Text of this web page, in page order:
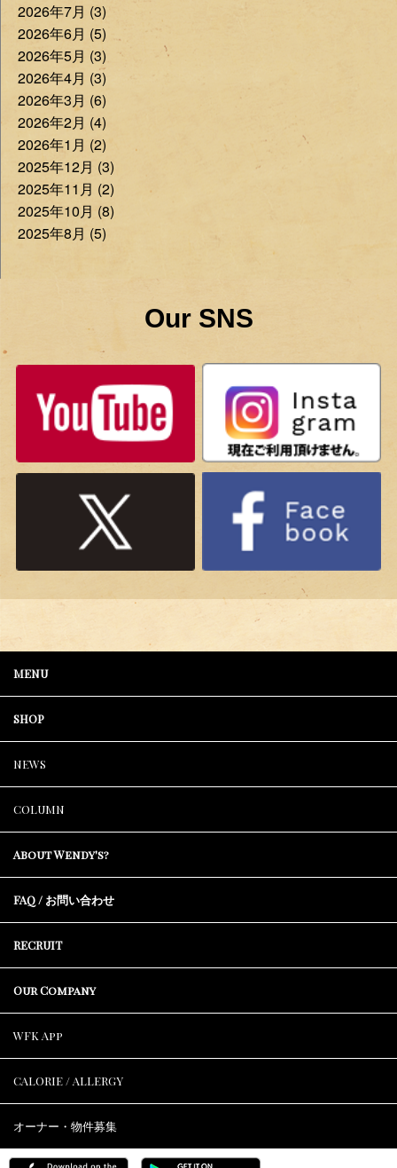
2026年7月 (3)
2026年6月 (5)
2026年5月 (3)
2026年4月 (3)
2026年3月 (6)
2026年2月 (4)
2026年1月 (2)
2025年12月 (3)
2025年11月 (2)
2025年10月 (8)
2025年8月 (5)
Our SNS
MENU
SHOP
NEWS
COLUMN
About Wendy's?
FAQ / お問い合わせ
RECRUIT
Our Company
WFK App
CALORIE / ALLERGY
オーナー・物件募集